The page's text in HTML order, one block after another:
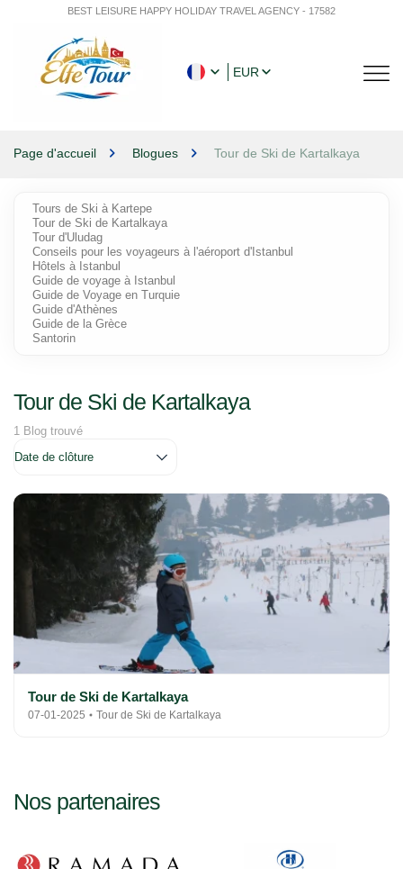
BEST LEISURE HAPPY HOLIDAY TRAVEL AGENCY - 17582
EUR
Page d'accueil Blogues Tour de Ski de Kartalkaya
Tours de Ski à Kartepe
Tour de Ski de Kartalkaya
Tour d'Uludag
Conseils pour les voyageurs à l'aéroport d'Istanbul
Hôtels à Istanbul
Guide de voyage à Istanbul
Guide de Voyage en Turquie
Guide d'Athènes
Guide de la Grèce
Santorin
Tour de Ski de Kartalkaya
1 Blog trouvé
Tour de Ski de Kartalkaya
07-01-2025 Tour de Ski de Kartalkaya
Nos partenaires